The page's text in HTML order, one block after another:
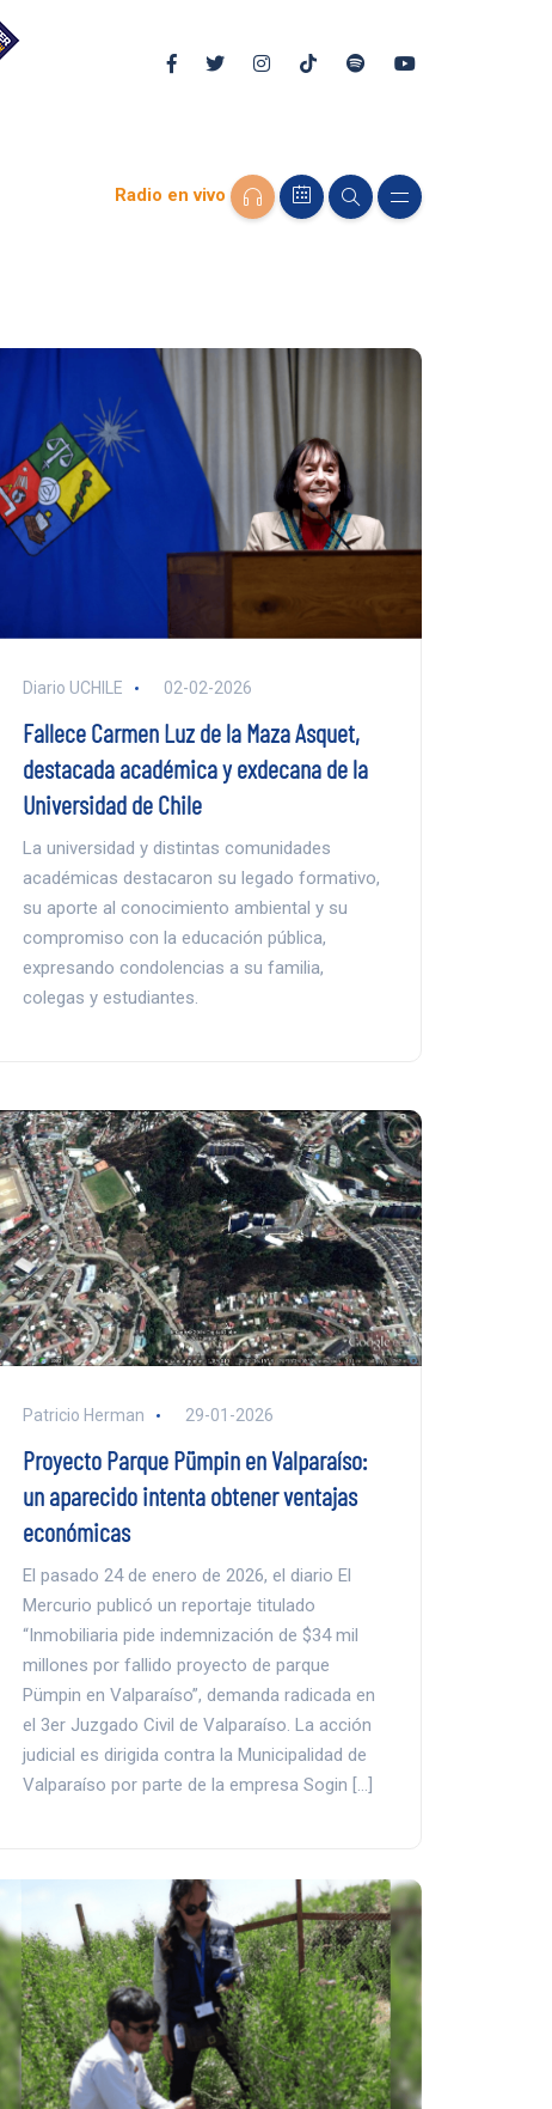
Radio en vivo
Diario UCHILE 02-02-2026
Fallece Carmen Luz de la Maza Asquet,
destacada académica y exdecana de la
Universidad de Chile
La universidad y distintas comunidades
académicas destacaron su legado formativo,
su aporte al conocimiento ambiental y su
compromiso con la educación pública,
expresando condolencias a su familia,
colegas y estudiantes.
Patricio Herman 29-01-2026
Proyecto Parque Pümpin en Valparaíso:
un aparecido intenta obtener ventajas
económicas
El pasado 24 de enero de 2026, el diario El
Mercurio publicó un reportaje titulado
“Inmobiliaria pide indemnización de $34 mil
millones por fallido proyecto de parque
Pümpin en Valparaíso”, demanda radicada en
el 3er Juzgado Civil de Valparaíso. La acción
judicial es dirigida contra la Municipalidad de
Valparaíso por parte de la empresa Sogin […]